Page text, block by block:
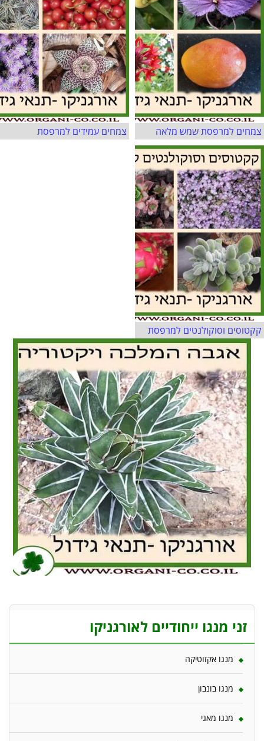
צמחים למרפסת שמש מלאה צמחים עמידים למרפסת
קקטוסים וסוקולנטים למרפסת
זני מנגו ייחודיים לאורגניקו
מנגו אקזוטיקה
מנגו בונבון
מנגו מאגי